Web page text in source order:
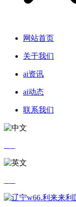
网站首页
关于我们
ai资讯
ai动态
联系我们